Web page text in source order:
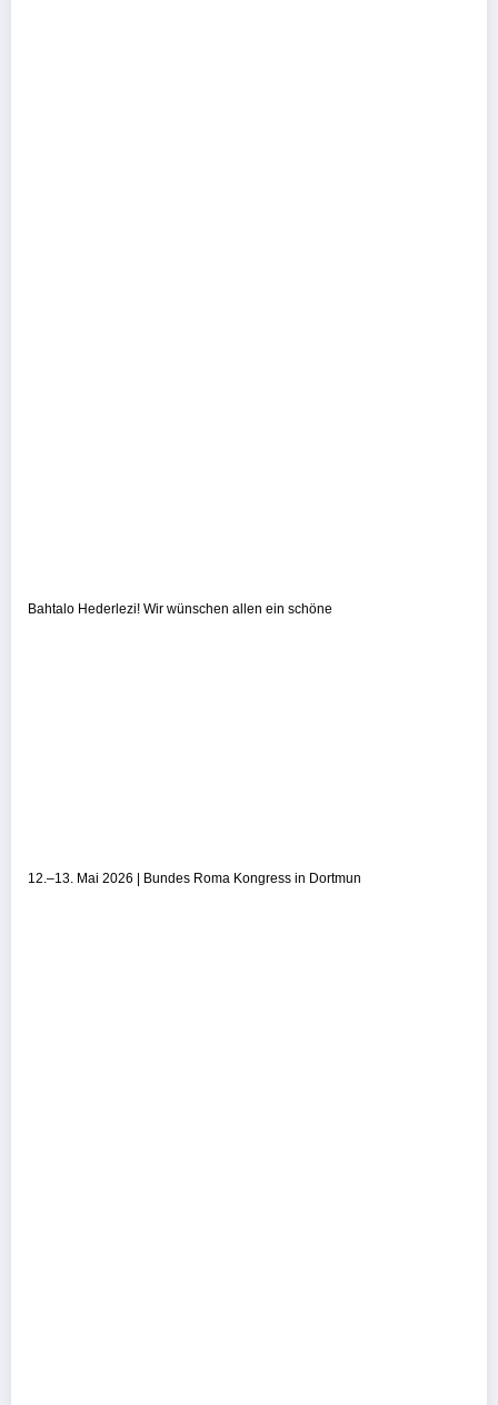
Bahtalo Hederlezi! Wir wünschen allen ein schöne
12.–13. Mai 2026 | Bundes Roma Kongress in Dortmun